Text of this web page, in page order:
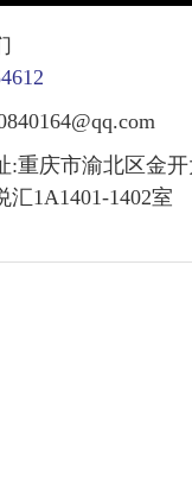
:重庆市渝北区金开
汇1A1401-1402室